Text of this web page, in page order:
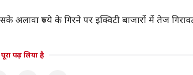
अलावा रुपये के गिरने पर इक्विटी बाजारों में तेज
पढ़ लिया है